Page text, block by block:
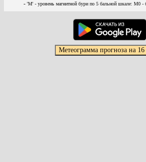
- 'М' - уровень магнитной бури по 5 бальной шкале: М0 -